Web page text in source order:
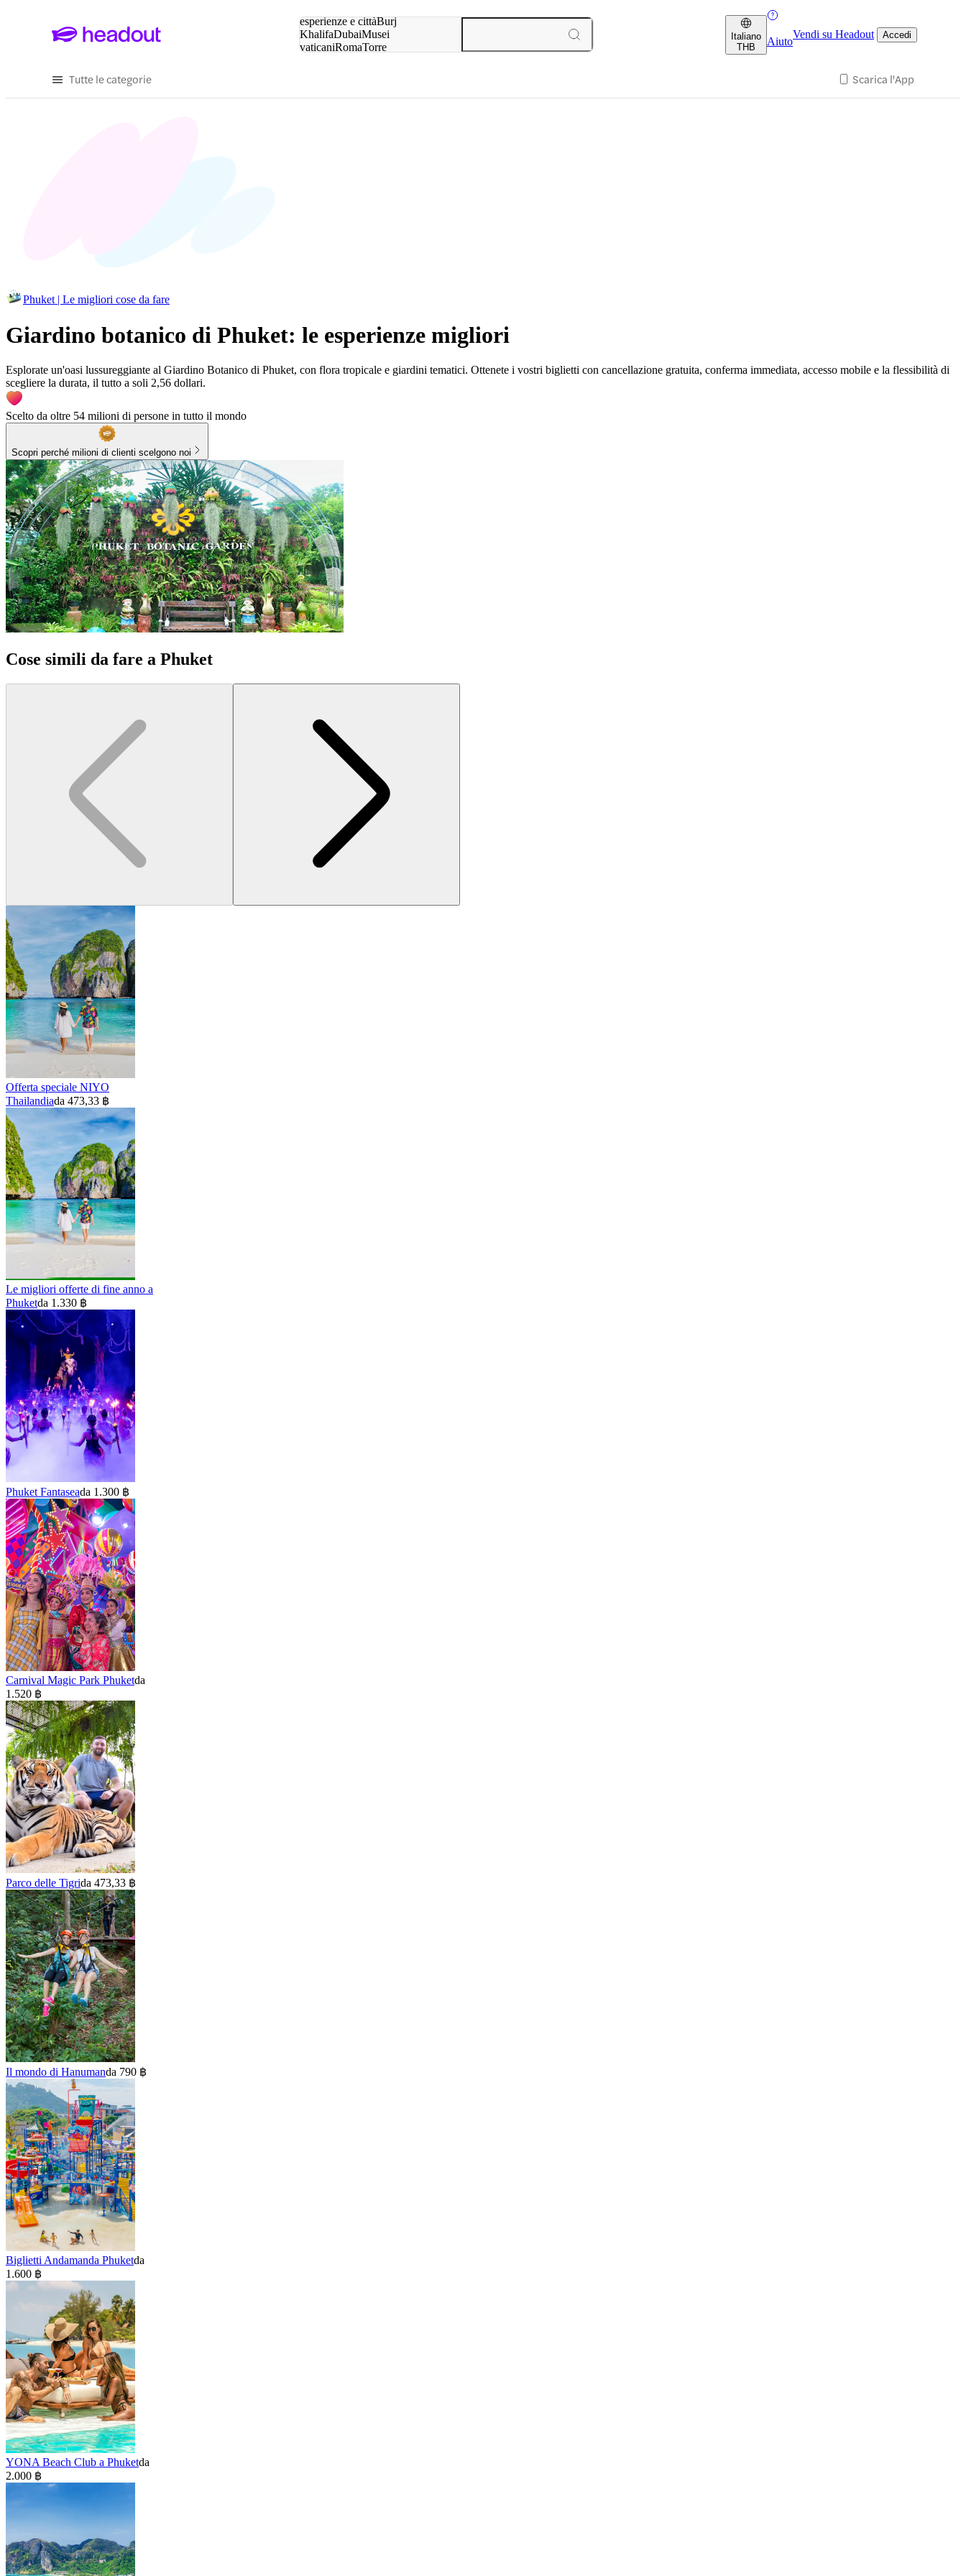
esperienze e cittàBurj
KhalifaDubaiMusei
vaticaniRomaTorre
Italiano
THB
Aiuto
Vendi su Headout Accedi
Tutte le categorie Scarica l'App
Phuket | Le migliori cose da fare
Giardino botanico di Phuket: le esperienze migliori
Esplorate un'oasi lussureggiante al Giardino Botanico di Phuket, con flora tropicale e giardini tematici. Ottenete i vostri biglietti con cancellazione gratuita, conferma immediata, accesso mobile e la flessibilità di
scegliere la durata, il tutto a soli 2,56 dollari.
Scelto da oltre 54 milioni di persone in tutto il mondo
Scopri perché milioni di clienti scelgono noi
Cose simili da fare a Phuket
Offerta speciale NIYO
Thailandiada 473,33 ฿
Le migliori offerte di fine anno a
Phuketda 1.330 ฿
Phuket Fantaseada 1.300 ฿
Carnival Magic Park Phuketda
1.520 ฿
Parco delle Tigrida 473,33 ฿
Il mondo di Hanumanda 790 ฿
Biglietti Andamanda Phuketda
1.600 ฿
YONA Beach Club a Phuketda
2.000 ฿